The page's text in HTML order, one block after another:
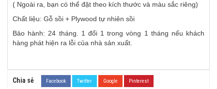
( Ngoài ra, bạn có thể đặt theo kích thước và màu sắc riêng)
Chất liệu: Gỗ sồi + Plywood tự nhiên sồi
Bảo hành: 24 tháng. 1 đổi 1 trong vòng 1 tháng nếu khách
hàng phát hiện ra lỗi của nhà sản xuất.
Chia sẻ Facebook Twitter Google Pinterest